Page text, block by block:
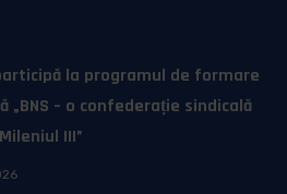
la programul de formare
„BNS – o confederație sindicală
III”